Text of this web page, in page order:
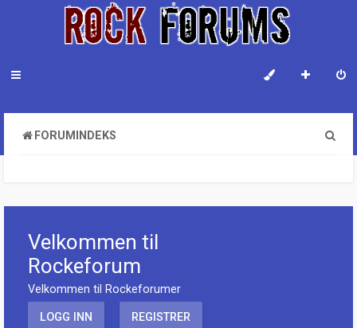
FORUMINDEKS
Velkommen til
Rockeforum
Velkommen til Rockeforumer
LOGG INN REGISTRER